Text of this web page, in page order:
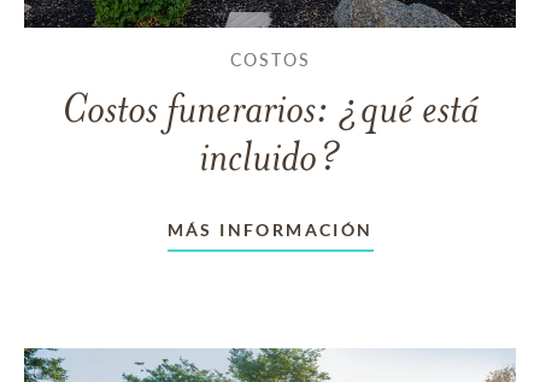
COSTOS
Costos funerarios: ¿qué está
incluido?
MÁS INFORMACIÓN